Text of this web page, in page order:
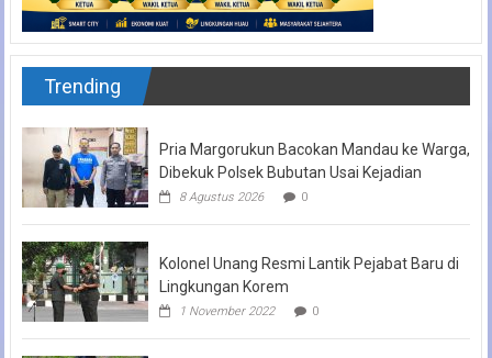
Trending
Pria Margorukun Bacokan Mandau ke Warga,
Dibekuk Polsek Bubutan Usai Kejadian
8 Agustus 2026 0
Kolonel Unang Resmi Lantik Pejabat Baru di
Lingkungan Korem
1 November 2022 0